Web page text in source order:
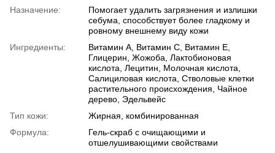
Назначение:
Помогает удалить загрязнения и излишки
себума, способствует более гладкому и
ровному внешнему виду кожи
Ингредиенты:
Витамин A, Витамин C, Витамин E,
Глицерин, Жожоба, Лактобионовая
кислота, Лецитин, Молочная кислота,
Салициловая кислота, Стволовые клетки
растительного происхождения, Чайное
дерево, Эдельвейс
Тип кожи:
Жирная, комбинированная
Формула:
Гель-скраб с очищающими и
отшелушивающими свойствами